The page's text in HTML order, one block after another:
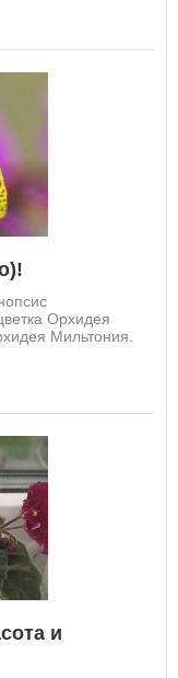
Орхидея
Мильтония.
и